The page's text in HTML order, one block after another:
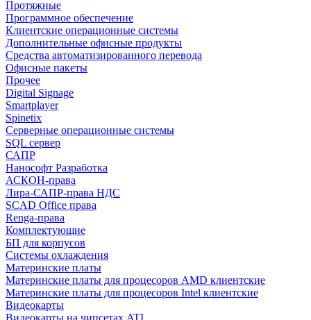
Протяжные
Программное обеспечение
Клиентские операционные системы
Дополнительные офисные продукты
Средства автоматизированного перевода
Офисные пакеты
Прочее
Digital Signage
Smartplayer
Spinetix
Серверные операционные системы
SQL сервер
САПР
Нанософт Разработка
АСКОН-права
Лира-САПР-права НДС
SCAD Office права
Renga-права
Комплектующие
БП для корпусов
Системы охлаждения
Материнские платы
Материнские платы для процесоров AMD клиентские
Материнские платы для процесоров Intel клиентские
Видеокарты
Видеокарты на чипсетах ATI